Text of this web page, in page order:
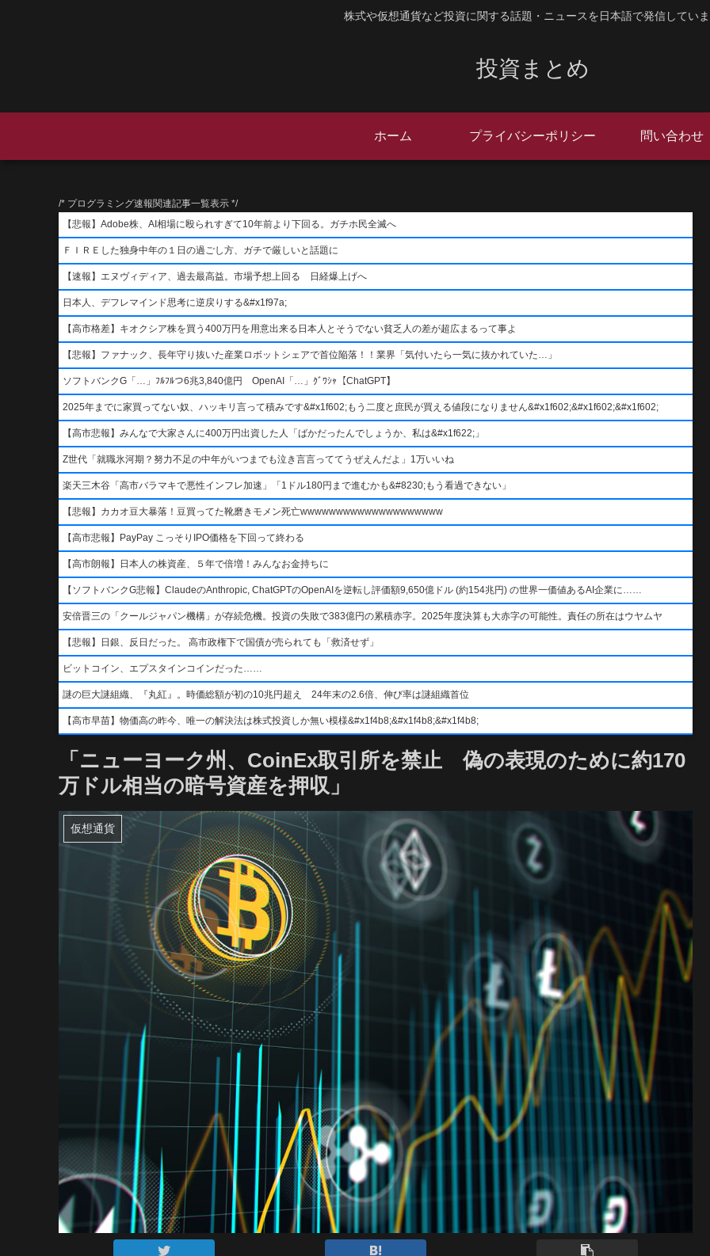
株式や仮想通貨など投資に関する話題・ニュースを日本語で発信してい
投資まとめ
ホーム プライバシーポリシー 問い合わせ
/* プログラミング速報関連記事一覧表示 */
【悲報】Adobe株、AI相場に殴られすぎて10年前より下回る。ガチホ民全滅へ
ＦＩＲＥした独身中年の１日の過ごし方、ガチで厳しいと話題に
【速報】エヌヴィディア、過去最高益。市場予想上回る 日経爆上げへ
日本人、デフレマインド思考に逆戻りする&#x1f97a;
【高市格差】キオクシア株を買う400万円を用意出来る日本人とそうでない貧乏人の差が超広まるって事よ
【悲報】ファナック、長年守り抜いた産業ロボットシェアで首位陥落！！業界「気付いたら一気に抜かれていた…」
ソフトバンクG「…」ﾌﾙﾌﾙつ6兆3,840億円 OpenAI「…」ｸﾞﾜｼｬ【ChatGPT】
2025年までに家買ってない奴、ハッキリ言って積みです&#x1f602;もう二度と庶民が買える値段になりません&#x1f602;&#x1f602;&#x1f602;
【高市悲報】みんなで大家さんに400万円出資した人「ばかだったんでしょうか、私は&#x1f622;」
Z世代「就職氷河期？努力不足の中年がいつまでも泣き言言っててうぜえんだよ」1万いいね
楽天三木谷「高市バラマキで悪性インフレ加速」「1ドル180円まで進むかも&#8230;もう看過できない」
【悲報】カカオ豆大暴落！豆買ってた靴磨きモメン死亡wwwwwwwwwwwwwwwwwwww
【高市悲報】PayPay こっそりIPO価格を下回って終わる
【高市朗報】日本人の株資産、５年で倍増！みんなお金持ちに
【ソフトバンクG悲報】ClaudeのAnthropic, ChatGPTのOpenAIを逆転し評価額9,650億ドル (約154兆円) の世界一価値あるAI企業に……
安倍晋三の「クールジャパン機構」が存続危機。投資の失敗で383億円の累積赤字。2025年度決算も大赤字の可能性。責任の所在はウヤムヤ
【悲報】日銀、反日だった。 高市政権下で国債が売られても「救済せず」
ビットコイン、エプスタインコインだった……
謎の巨大謎組織、『丸紅』。時価総額が初の10兆円超え 24年末の2.6倍、伸び率は謎組織首位
【高市早苗】物価高の昨今、唯一の解決法は株式投資しか無い模様&#x1f4b8;&#x1f4b8;&#x1f4b8;
「ニューヨーク州、CoinEx取引所を禁止 偽の表現のために約170
万ドル相当の暗号資産を押収」
仮想通貨